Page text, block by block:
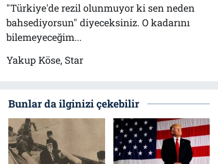
"Türkiye'de rezil olunmuyor ki sen neden
bahsediyorsun" diyeceksiniz. O kadarını
bilemeyeceğim...
Yakup Köse, Star
Bunlar da ilginizi çekebilir